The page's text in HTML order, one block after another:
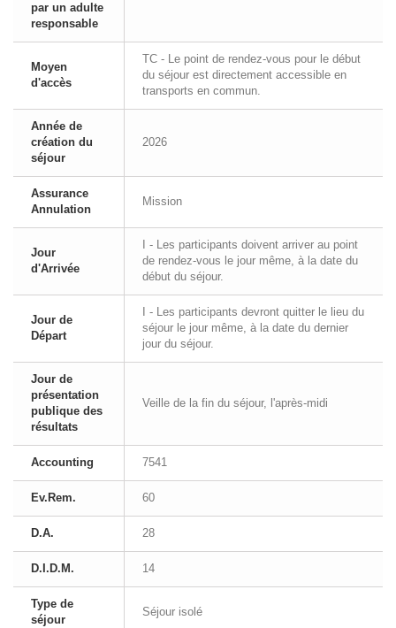
par un adulte
responsable
Moyen
d'accès
TC - Le point de rendez-vous pour le début
du séjour est directement accessible en
transports en commun.
Année de
création du
séjour
2026
Assurance
Annulation
Mission
Jour
d'Arrivée
I - Les participants doivent arriver au point
de rendez-vous le jour même, à la date du
début du séjour.
Jour de
Départ
I - Les participants devront quitter le lieu du
séjour le jour même, à la date du dernier
jour du séjour.
Jour de
présentation
publique des
résultats
Veille de la fin du séjour, l'après-midi
Accounting 7541
Ev.Rem. 60
D.A. 28
D.I.D.M. 14
Type de
séjour
Séjour isolé